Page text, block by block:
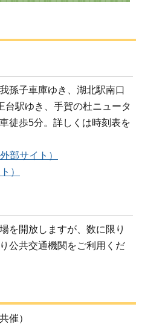
孫子車庫ゆき、湖北駅南口
台駅ゆき、手賀の杜ニュータ
徒歩5分。詳しくは時刻表を
部サイト）
）
を開放しますが、数に限り
公共交通機関をご利用くだ
催）